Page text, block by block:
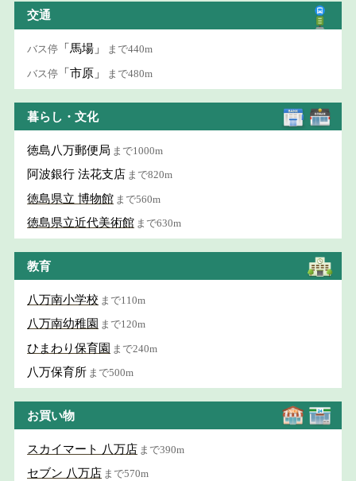
交通
バス停 「馬場」 まで440m
バス停 「市原」 まで480m
暮らし・文化
徳島八万郵便局 まで1000m
阿波銀行 法花支店 まで820m
徳島県立 博物館 まで560m
徳島県立近代美術館 まで630m
教育
八万南小学校 まで110m
八万南幼稚園 まで120m
ひまわり保育園 まで240m
八万保育所 まで500m
お買い物
スカイマート 八万店 まで390m
セブン 八万店 まで570m